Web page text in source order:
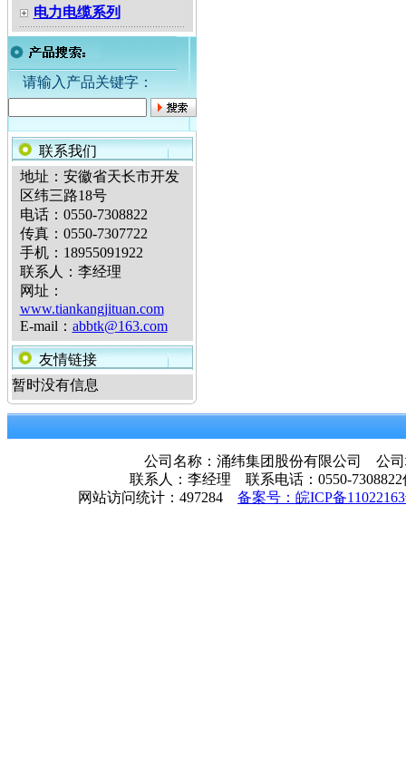
电力电缆系列
请输入产品关键字：
联系我们
地址：安徽省天长市开发
区纬三路18号
电话：0550-7308822
传真：0550-7307722
手机：18955091922
联系人：李经理
网址：
www.tiankangjituan.com
E-mail： abbtk@163.com
友情链接
暂时没有信息
公司名称：涌纬集团股份有限公司 公
联系人：李经理 联系电话：0550-
网站访问统计：497284 备案号：皖ICP备